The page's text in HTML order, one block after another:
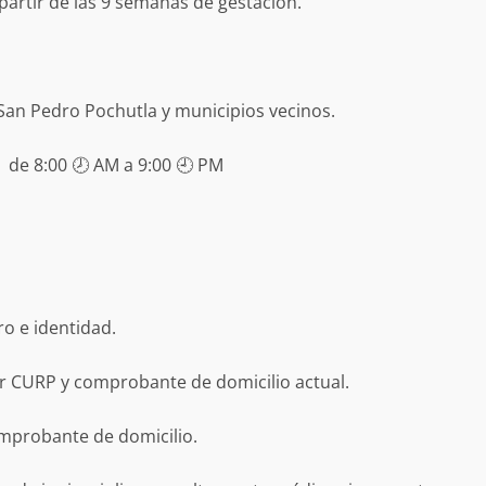
Pedro Pochutla y municipios vecinos.
8:00 🕗 AM a 9:00 🕘 PM
e identidad.
y comprobante de domicilio actual.
de domicilio.
a la
los partidos políticos.